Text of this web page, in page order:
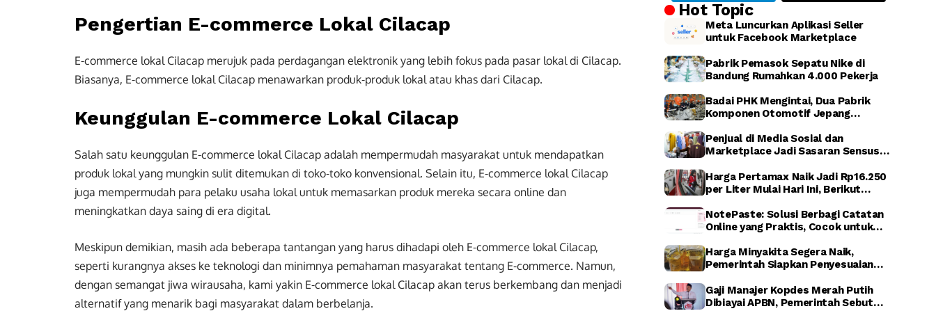
Pengertian E-commerce Lokal Cilacap
E-commerce lokal Cilacap merujuk pada perdagangan elektronik yang lebih fokus pada pasar lokal di Cilacap.
Biasanya, E-commerce lokal Cilacap menawarkan produk-produk lokal atau khas dari Cilacap.
Keunggulan E-commerce Lokal Cilacap
Salah satu keunggulan E-commerce lokal Cilacap adalah mempermudah masyarakat untuk mendapatkan
produk lokal yang mungkin sulit ditemukan di toko-toko konvensional. Selain itu, E-commerce lokal Cilacap
juga mempermudah para pelaku usaha lokal untuk memasarkan produk mereka secara online dan
meningkatkan daya saing di era digital.
Meskipun demikian, masih ada beberapa tantangan yang harus dihadapi oleh E-commerce lokal Cilacap,
seperti kurangnya akses ke teknologi dan minimnya pemahaman masyarakat tentang E-commerce. Namun,
dengan semangat jiwa wirausaha, kami yakin E-commerce lokal Cilacap akan terus berkembang dan menjadi
alternatif yang menarik bagi masyarakat dalam berbelanja.
Hot Topic
Meta Luncurkan Aplikasi Seller
untuk Facebook Marketplace
Pabrik Pemasok Sepatu Nike di
Bandung Rumahkan 4.000 Pekerja
Badai PHK Mengintai, Dua Pabrik
Komponen Otomotif Jepang
Penjual di Media Sosial dan
Marketplace Jadi Sasaran Sensus
Harga Pertamax Naik Jadi Rp16.250
per Liter Mulai Hari Ini, Berikut
NotePaste: Solusi Berbagi Catatan
Online yang Praktis, Cocok untuk
Harga Minyakita Segera Naik,
Pemerintah Siapkan Penyesuaian
Gaji Manajer Kopdes Merah Putih
Dibiayai APBN, Pemerintah Sebut